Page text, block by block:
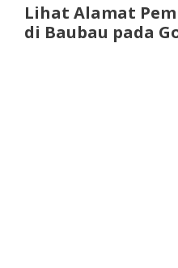
Lihat Alamat
di Baubau pada